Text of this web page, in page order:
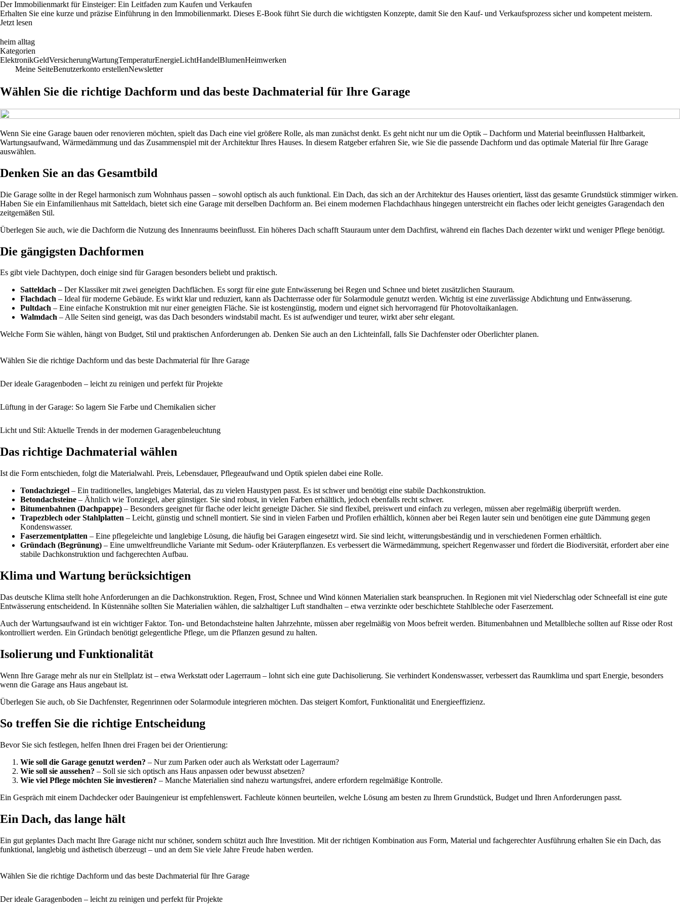
Der Immobilienmarkt für Einsteiger: Ein Leitfaden zum Kaufen und Verkaufen
Erhalten Sie eine kurze und präzise Einführung in den Immobilienmarkt. Dieses E-Book führt Sie durch die wichtigsten Konzepte, damit Sie den Kauf- und Verkaufsprozess sicher und kompetent meistern.
Jetzt lesen
heim alltag
Kategorien
ElektronikGeldVersicherungWartungTemperaturEnergieLichtHandelBlumenHeimwerken
Meine SeiteBenutzerkonto erstellenNewsletter
Wählen Sie die richtige Dachform und das beste Dachmaterial für Ihre Garage
Wenn Sie eine Garage bauen oder renovieren möchten, spielt das Dach eine viel größere Rolle, als man zunächst denkt. Es geht nicht nur um die Optik – Dachform und Material beeinflussen Haltbarkeit,
Wartungsaufwand, Wärmedämmung und das Zusammenspiel mit der Architektur Ihres Hauses. In diesem Ratgeber erfahren Sie, wie Sie die passende Dachform und das optimale Material für Ihre Garage
auswählen.
Denken Sie an das Gesamtbild
Die Garage sollte in der Regel harmonisch zum Wohnhaus passen – sowohl optisch als auch funktional. Ein Dach, das sich an der Architektur des Hauses orientiert, lässt das gesamte Grundstück stimmiger wirken.
Haben Sie ein Einfamilienhaus mit Satteldach, bietet sich eine Garage mit derselben Dachform an. Bei einem modernen Flachdachhaus hingegen unterstreicht ein flaches oder leicht geneigtes Garagendach den
zeitgemäßen Stil.
Überlegen Sie auch, wie die Dachform die Nutzung des Innenraums beeinflusst. Ein höheres Dach schafft Stauraum unter dem Dachfirst, während ein flaches Dach dezenter wirkt und weniger Pflege benötigt.
Die gängigsten Dachformen
Es gibt viele Dachtypen, doch einige sind für Garagen besonders beliebt und praktisch.
Satteldach – Der Klassiker mit zwei geneigten Dachflächen. Es sorgt für eine gute Entwässerung bei Regen und Schnee und bietet zusätzlichen Stauraum.
Flachdach – Ideal für moderne Gebäude. Es wirkt klar und reduziert, kann als Dachterrasse oder für Solarmodule genutzt werden. Wichtig ist eine zuverlässige Abdichtung und Entwässerung.
Pultdach – Eine einfache Konstruktion mit nur einer geneigten Fläche. Sie ist kostengünstig, modern und eignet sich hervorragend für Photovoltaikanlagen.
Walmdach – Alle Seiten sind geneigt, was das Dach besonders windstabil macht. Es ist aufwendiger und teurer, wirkt aber sehr elegant.
Welche Form Sie wählen, hängt von Budget, Stil und praktischen Anforderungen ab. Denken Sie auch an den Lichteinfall, falls Sie Dachfenster oder Oberlichter planen.
Wählen Sie die richtige Dachform und das beste Dachmaterial für Ihre Garage
Der ideale Garagenboden – leicht zu reinigen und perfekt für Projekte
Lüftung in der Garage: So lagern Sie Farbe und Chemikalien sicher
Licht und Stil: Aktuelle Trends in der modernen Garagenbeleuchtung
Das richtige Dachmaterial wählen
Ist die Form entschieden, folgt die Materialwahl. Preis, Lebensdauer, Pflegeaufwand und Optik spielen dabei eine Rolle.
Tondachziegel – Ein traditionelles, langlebiges Material, das zu vielen Haustypen passt. Es ist schwer und benötigt eine stabile Dachkonstruktion.
Betondachsteine – Ähnlich wie Tonziegel, aber günstiger. Sie sind robust, in vielen Farben erhältlich, jedoch ebenfalls recht schwer.
Bitumenbahnen (Dachpappe) – Besonders geeignet für flache oder leicht geneigte Dächer. Sie sind flexibel, preiswert und einfach zu verlegen, müssen aber regelmäßig überprüft werden.
Trapezblech oder Stahlplatten – Leicht, günstig und schnell montiert. Sie sind in vielen Farben und Profilen erhältlich, können aber bei Regen lauter sein und benötigen eine gute Dämmung gegen
Kondenswasser.
Faserzementplatten – Eine pflegeleichte und langlebige Lösung, die häufig bei Garagen eingesetzt wird. Sie sind leicht, witterungsbeständig und in verschiedenen Formen erhältlich.
Gründach (Begrünung) – Eine umweltfreundliche Variante mit Sedum- oder Kräuterpflanzen. Es verbessert die Wärmedämmung, speichert Regenwasser und fördert die Biodiversität, erfordert aber eine
stabile Dachkonstruktion und fachgerechten Aufbau.
Klima und Wartung berücksichtigen
Das deutsche Klima stellt hohe Anforderungen an die Dachkonstruktion. Regen, Frost, Schnee und Wind können Materialien stark beanspruchen. In Regionen mit viel Niederschlag oder Schneefall ist eine gute
Entwässerung entscheidend. In Küstennähe sollten Sie Materialien wählen, die salzhaltiger Luft standhalten – etwa verzinkte oder beschichtete Stahlbleche oder Faserzement.
Auch der Wartungsaufwand ist ein wichtiger Faktor. Ton- und Betondachsteine halten Jahrzehnte, müssen aber regelmäßig von Moos befreit werden. Bitumenbahnen und Metallbleche sollten auf Risse oder Rost
kontrolliert werden. Ein Gründach benötigt gelegentliche Pflege, um die Pflanzen gesund zu halten.
Isolierung und Funktionalität
Wenn Ihre Garage mehr als nur ein Stellplatz ist – etwa Werkstatt oder Lagerraum – lohnt sich eine gute Dachisolierung. Sie verhindert Kondenswasser, verbessert das Raumklima und spart Energie, besonders
wenn die Garage ans Haus angebaut ist.
Überlegen Sie auch, ob Sie Dachfenster, Regenrinnen oder Solarmodule integrieren möchten. Das steigert Komfort, Funktionalität und Energieeffizienz.
So treffen Sie die richtige Entscheidung
Bevor Sie sich festlegen, helfen Ihnen drei Fragen bei der Orientierung:
Wie soll die Garage genutzt werden? – Nur zum Parken oder auch als Werkstatt oder Lagerraum?
Wie soll sie aussehen? – Soll sie sich optisch ans Haus anpassen oder bewusst absetzen?
Wie viel Pflege möchten Sie investieren? – Manche Materialien sind nahezu wartungsfrei, andere erfordern regelmäßige Kontrolle.
Ein Gespräch mit einem Dachdecker oder Bauingenieur ist empfehlenswert. Fachleute können beurteilen, welche Lösung am besten zu Ihrem Grundstück, Budget und Ihren Anforderungen passt.
Ein Dach, das lange hält
Ein gut geplantes Dach macht Ihre Garage nicht nur schöner, sondern schützt auch Ihre Investition. Mit der richtigen Kombination aus Form, Material und fachgerechter Ausführung erhalten Sie ein Dach, das
funktional, langlebig und ästhetisch überzeugt – und an dem Sie viele Jahre Freude haben werden.
Wählen Sie die richtige Dachform und das beste Dachmaterial für Ihre Garage
Der ideale Garagenboden – leicht zu reinigen und perfekt für Projekte